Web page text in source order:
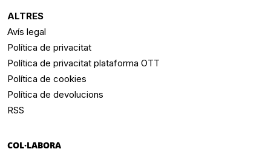
ALTRES
Avís legal
Política de privacitat
Política de privacitat plataforma OTT
Política de cookies
Política de devolucions
RSS
COL·LABORA